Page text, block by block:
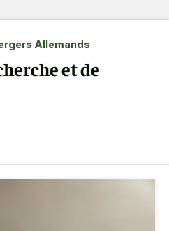
Allemands
et de